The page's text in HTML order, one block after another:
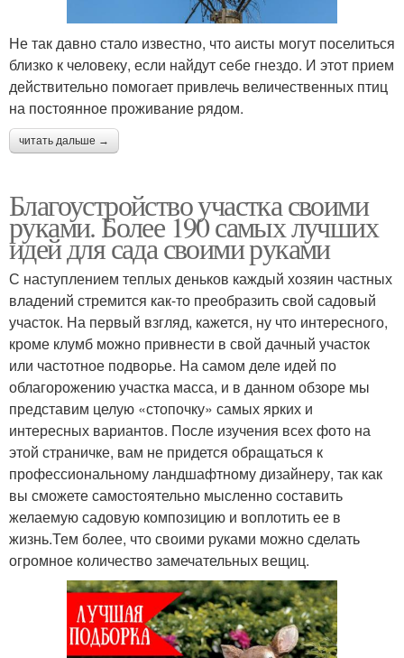
Не так давно стало известно, что аисты могут поселиться
близко к человеку, если найдут себе гнездо. И этот прием
действительно помогает привлечь величественных птиц
на постоянное проживание рядом.
читать дальше →
Благоустройство участка своими
руками. Более 190 самых лучших
идей для сада своими руками
С наступлением теплых деньков каждый хозяин частных
владений стремится как-то преобразить свой садовый
участок. На первый взгляд, кажется, ну что интересного,
кроме клумб можно привнести в свой дачный участок
или частотное подворье. На самом деле идей по
облагорожению участка масса, и в данном обзоре мы
представим целую «стопочку» самых ярких и
интересных вариантов. После изучения всех фото на
этой страничке, вам не придется обращаться к
профессиональному ландшафтному дизайнеру, так как
вы сможете самостоятельно мысленно составить
желаемую садовую композицию и воплотить ее в
жизнь.Тем более, что своими руками можно сделать
огромное количество замечательных вещиц.